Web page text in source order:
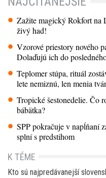
Zažite magický Rokfort na
živý had!
Vzorové priestory nového
Dolaďujú ich do
Teplomer stúpa, rituál
lete nemiznú, len menia
Tropické šestonedelie. Čo
bábätka?
SPP pokračuje v napĺňaní
splní s predstihom
K TÉME
Kto sú najpredávanejší